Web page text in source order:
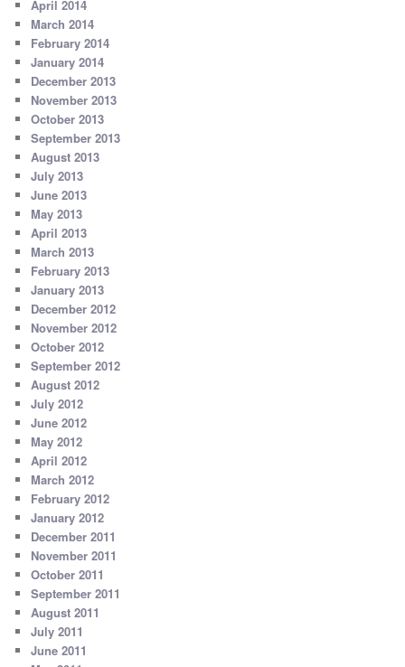
April 2014
March 2014
February 2014
January 2014
December 2013
November 2013
October 2013
September 2013
August 2013
July 2013
June 2013
May 2013
April 2013
March 2013
February 2013
January 2013
December 2012
November 2012
October 2012
September 2012
August 2012
July 2012
June 2012
May 2012
April 2012
March 2012
February 2012
January 2012
December 2011
November 2011
October 2011
September 2011
August 2011
July 2011
June 2011